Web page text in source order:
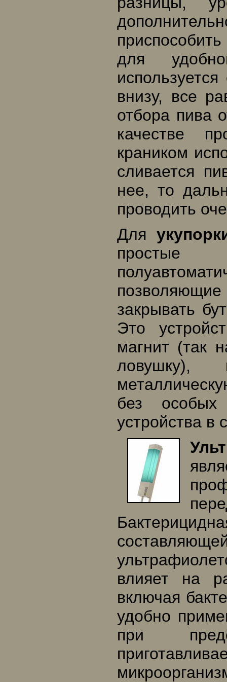
для
внизу, все
отбора пива
качестве
краником
сливается
нее, то
проводить
Для
закрывать
Это
магнит (так
ловушку),
без особых
устройства в
влияет на
включая
удобно
при